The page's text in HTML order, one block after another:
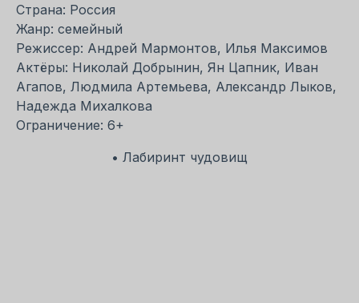
Страна: Россия
Жанр: семейный
Режиссер: Андрей Мармонтов, Илья Максимов
Актёры: Николай Добрынин, Ян Цапник, Иван
Агапов, Людмила Артемьева, Александр Лыков,
Надежда Михалкова
Ограничение: 6+
• Лабиринт чудовищ